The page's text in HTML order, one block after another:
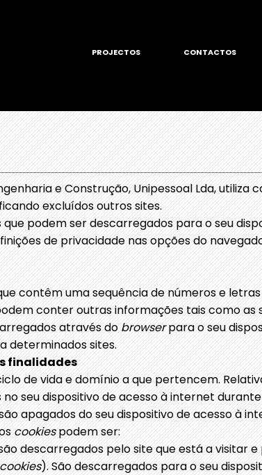
PROJECTOS CONTACTOS
e Construção, Unipessoal Lda, utiliza
excluídos outros sites.
que podem ser descarregados para o seu
de privacidade nas opções do
contêm uma sequência de números e
conter outras informações tais como
através dobrowserpara o seu
determinados sites.
finalidades
de vida e domínio a que pertencem.
seu dispositivo de acesso à internet
apagados do seu dispositivo de acesso à
cookiespodem ser:
descarregados pelo site que está a visitar
). São descarregados para o seu